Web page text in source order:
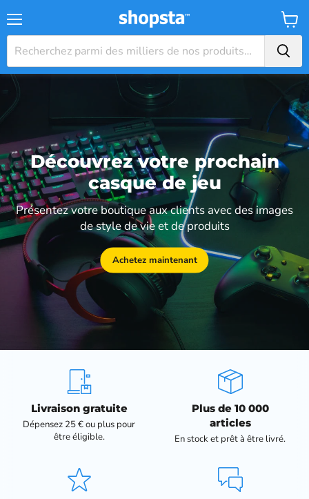
Panier
Découvrez votre prochain
casque de jeu
Présentez votre boutique aux clients avec des images
de style de vie et de produits
Achetez maintenant
Livraison gratuite
Dépensez 25 € ou plus pour
être éligible.
Plus de 10 000
articles
En stock et prêt à être livré.